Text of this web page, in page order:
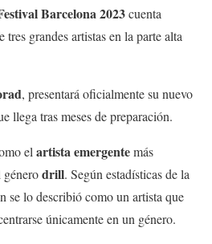
Barcelona 2023cuenta
grandes artistas en la parte alta
, presentará oficialmente su nuevo
llega tras meses de preparación.
el artista emergentemás
génerodrill. Según estadísticas de la
se lo describió como un artista que
únicamente en un género.